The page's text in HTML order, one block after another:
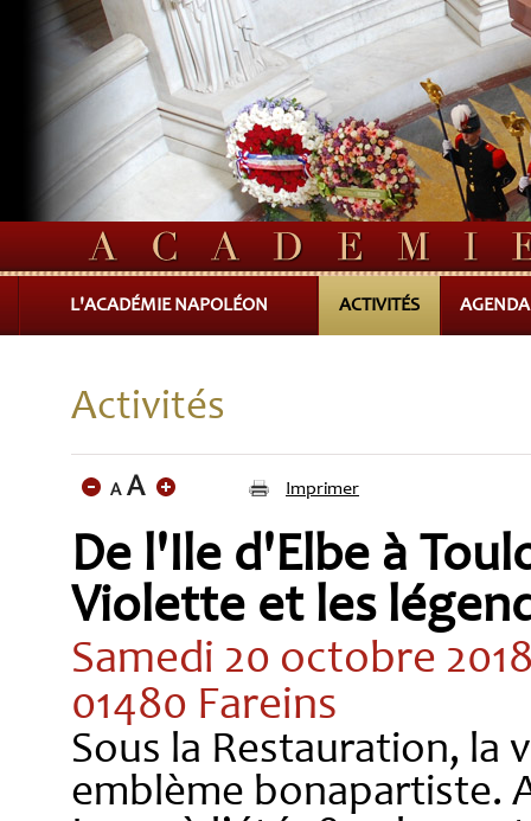
L'ACADÉMIE NAPOLÉON ACTIVITÉS AGENDA
Activités
Imprimer
De l'Ile d'Elbe à
Violette et les
Samedi 20 octobre
01480 Fareins
Sous la Restauration, la
emblème bonapartiste.